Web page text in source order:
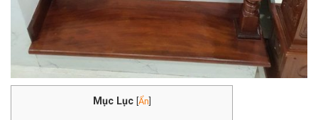
Mục Lục Ẩn